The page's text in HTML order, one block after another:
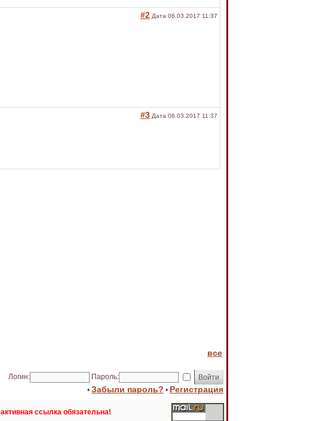
#2 Дата 06.03.2017 11:37
#3 Дата 06.03.2017 11:37
все
Логин:
Пароль:
• Забыли пароль? • Регистрация
активная ссылка обязательна!